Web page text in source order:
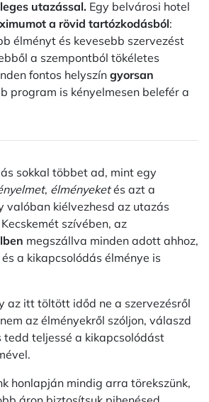
utazással. Egy belvárosi hotel
a rövid tartózkodásból:
élményt és kevesebb szervezést
a szempontból tökéletes
fontos helyszín gyorsan
program is kényelmesen belefér a
sokkal többet ad, mint egy
, élményeketés azt a
valóban kiélvezhesd az utazás
szívében, az
megszállva minden adott ahhoz,
a kikapcsolódás élménye is
az itt töltött időd ne a szervezésről
az élményekről szóljon, válaszd
tedd teljessé a kikapcsolódást
honlapján mindig arra törekszünk,